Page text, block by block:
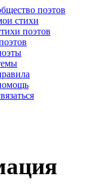
поэтов
стихи
поэтов